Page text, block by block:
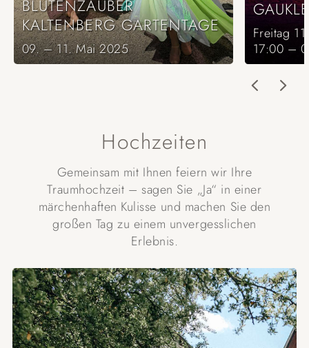
BLÜTENZAUBER
KALTENBERG GARTENTAGE
09. – 11. Mai 2025
Freitag
17:00 –
Hochzeiten
Gemeinsam mit Ihnen feiern wir Ihre
Traumhochzeit – sagen Sie „Ja“ in einer
märchenhaften Kulisse und machen Sie den
großen Tag zu einem unvergesslichen
Erlebnis.